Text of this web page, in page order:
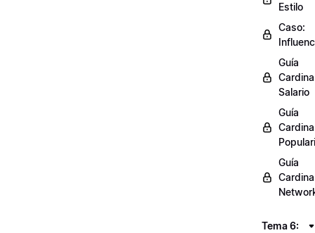
Estilo
Caso:
Guía
Salario
Guía
Guía
Tema 6: